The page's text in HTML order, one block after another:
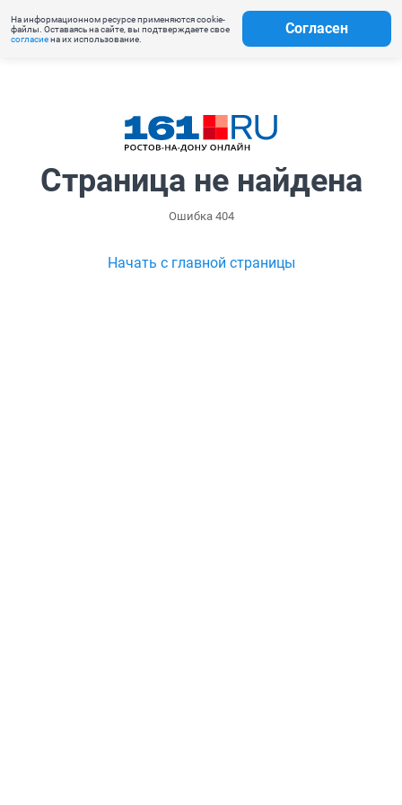
На информационном ресурсе применяются cookie-
файлы. Оставаясь на сайте, вы подтверждаете свое
согласиена их использование.
Согласен
Страница не найдена
Ошибка 404
Начать с главной страницы